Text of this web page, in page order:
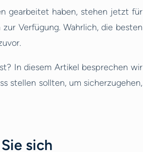
gearbeitet haben, stehen jetzt für
Verfügung. Wahrlich, die besten
In diesem Artikel besprechen wir
stellen sollten, um sicherzugehen,
sich